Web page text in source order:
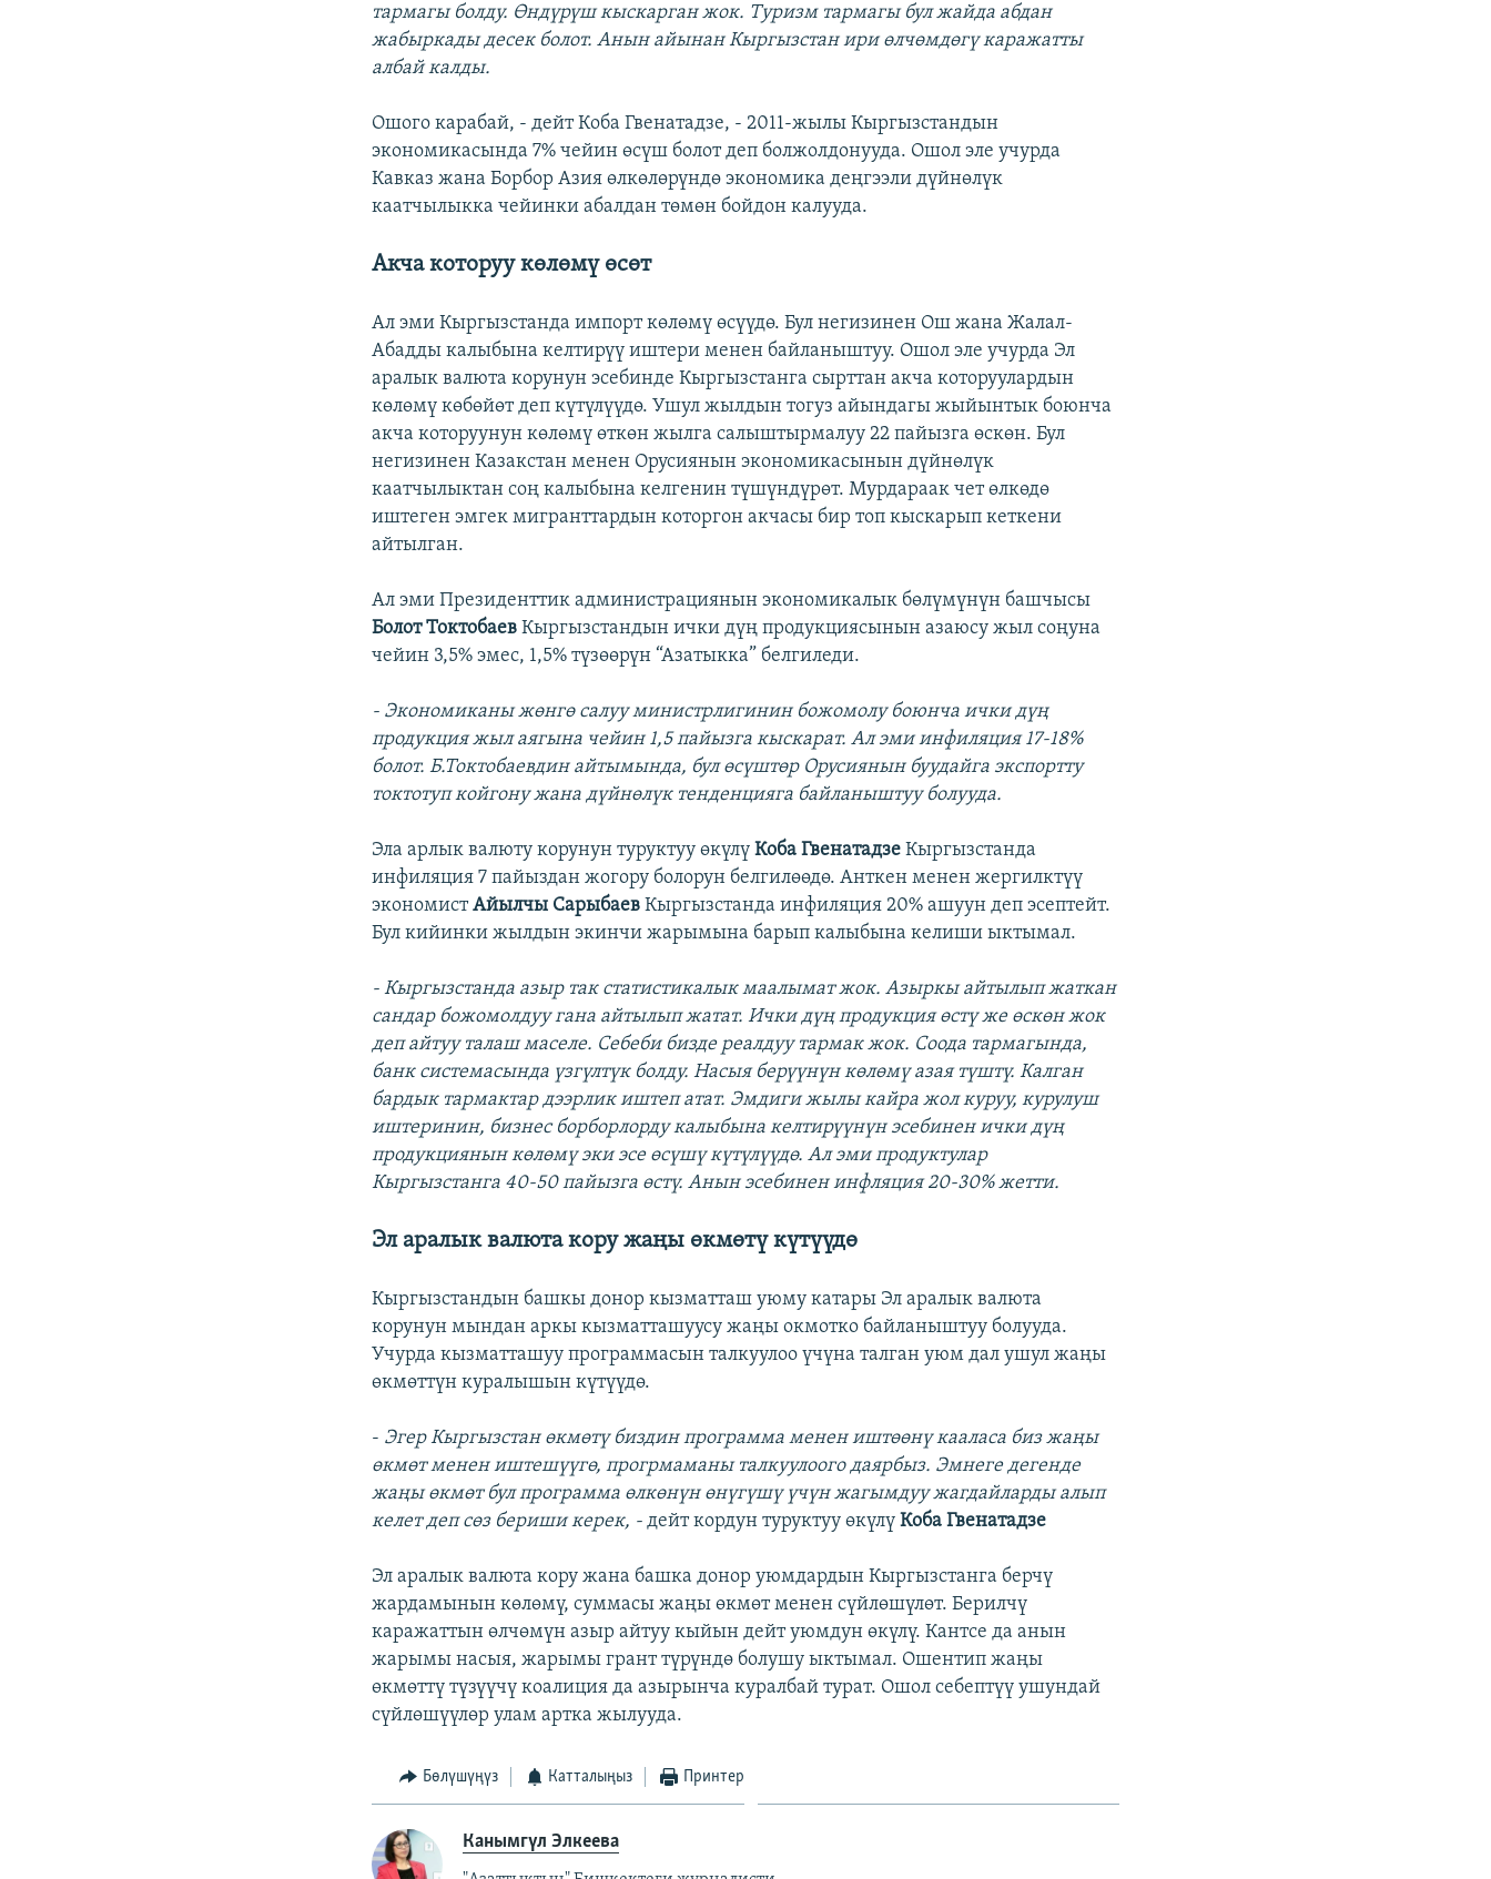
тармагы болду. Өндүрүш кыскарган жок. Туризм тармагы бул жайда абдан
жабыркады десек болот. Анын айынан Кыргызстан ири өлчөмдөгү каражатты
албай калды.
Ошого карабай, - дейт Коба Гвенатадзе, - 2011-жылы Кыргызстандын
экономикасында 7% чейин өсүш болот деп болжолдонууда. Ошол эле учурда
Кавказ жана Борбор Азия өлкөлөрүндө экономика деңгээли дүйнөлүк
каатчылыкка чейинки абалдан төмөн бойдон калууда.
Акча которуу көлөмү өсөт
Ал эми Кыргызстанда импорт көлөмү өсүүдө. Бул негизинен Ош жана Жалал-
Абадды калыбына келтирүү иштери менен байланыштуу. Ошол эле учурда Эл
аралык валюта корунун эсебинде Кыргызстанга сырттан акча которуулардын
көлөмү көбөйөт деп күтүлүүдө. Ушул жылдын тогуз айындагы жыйынтык боюнча
акча которуунун көлөмү өткөн жылга салыштырмалуу 22 пайызга өскөн. Бул
негизинен Казакстан менен Орусиянын экономикасынын дүйнөлүк
каатчылыктан соң калыбына келгенин түшүндүрөт. Мурдараак чет өлкөдө
иштеген эмгек мигранттардын которгон акчасы бир топ кыскарып кеткени
айтылган.
Ал эми Президенттик администрациянын экономикалык бөлүмүнүн башчысы
Болот ТоктобаевКыргызстандын ички дүң продукциясынын азаюсу жыл соңуна
чейин 3,5% эмес, 1,5% түзөөрүн “Азатыкка” белгиледи.
- Экономиканы жөнгө салуу министрлигинин божомолу боюнча ички дүң
продукция жыл аягына чейин 1,5 пайызга кыскарат. Ал эми инфиляция 17-18%
болот. Б.Токтобаевдин айтымында, бул өсүштөр Орусиянын буудайга экспортту
токтотуп койгону жана дүйнөлүк тенденцияга байланыштуу болууда.
Эла арлык валюту корунун туруктуу өкүлүКоба ГвенатадзеКыргызстанда
инфиляция 7 пайыздан жогору болорун белгилөөдө. Анткен менен жергилктүү
экономистАйылчы СарыбаевКыргызстанда инфиляция 20% ашуун деп эсептейт.
Бул кийинки жылдын экинчи жарымына барып калыбына келиши ыктымал.
- Кыргызстанда азыр так статистикалык маалымат жок. Азыркы айтылып жаткан
сандар божомолдуу гана айтылып жатат. Ички дүң продукция өстү же өскөн жок
деп айтуу талаш маселе. Себеби бизде реалдуу тармак жок. Соода тармагында,
банк системасында үзгүлтүк болду. Насыя берүүнүн көлөмү азая түштү. Калган
бардык тармактар дээрлик иштеп атат. Эмдиги жылы кайра жол куруу, курулуш
иштеринин, бизнес борборлорду калыбына келтирүүнүн эсебинен ички дүң
продукциянын көлөмү эки эсе өсүшү күтүлүүдө. Ал эми продуктулар
Кыргызстанга 40-50 пайызга өстү. Анын эсебинен инфляция 20-30% жетти.
Эл аралык валюта кору жаңы өкмөтү күтүүдө
Кыргызстандын башкы донор кызматташ уюму катары Эл аралык валюта
корунун мындан аркы кызматташуусу жаңы окмотко байланыштуу болууда.
Учурда кызматташуу программасын талкуулоо үчүна талган уюм дал ушул жаңы
өкмөттүн куралышын күтүүдө.
- Эгер Кыргызстан өкмөтү биздин программа менен иштөөнү кааласа биз жаңы
өкмөт менен иштешүүгө, прогрмаманы талкуулоого даярбыз. Эмнеге дегенде
жаңы өкмөт бул программа өлкөнүн өнүгүшү үчүн жагымдуу жагдайларды алып
келет деп сөз бериши керек, -дейт кордун туруктуу өкүлүКоба Гвенатадзе
Эл аралык валюта кору жана башка донор уюмдардын Кыргызстанга берчү
жардамынын көлөмү, суммасы жаңы өкмөт менен сүйлөшүлөт. Берилчү
каражаттын өлчөмүн азыр айтуу кыйын дейт уюмдун өкүлү. Кантсе да анын
жарымы насыя, жарымы грант түрүндө болушу ыктымал. Ошентип жаңы
өкмөттү түзүүчү коалиция да азырынча куралбай турат. Ошол себептүү ушундай
сүйлөшүүлөр улам артка жылууда.
Бөлүшүңүз Катталыңыз Принтер
Канымгүл Элкеева